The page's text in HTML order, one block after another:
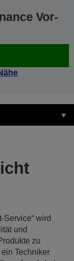
Vor-
Service“ wird
und
zu
Techniker